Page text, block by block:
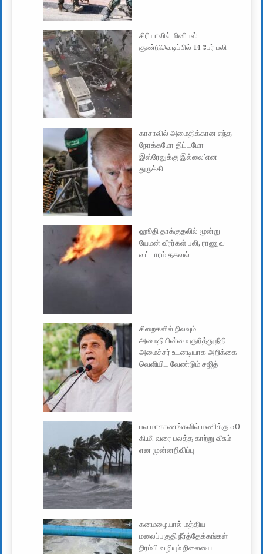
சிரியாவில் மினிபஸ்
குண்டுவெடிப்பில் 14 பேர் பலி
காசாவில் அமைதிக்கான எந்த
நோக்கமோ திட்டமோ
இஸ்ரேலுக்கு இல்லை’என
துருக்கி
ஹூதி தாக்குதலில் மூன்று
யேமன் வீரர்கள் பலி, ராணுவ
வட்டாரம் தகவல்
சிறைகளில் நிலவும்
அமைதியின்மை குறித்து நீதி
அமைச்சர் உடனடியாக அறிக்கை
வெளியிட வேண்டும் சஜித்
பல மாகாணங்களில் மணிக்கு 50
கி.மீ. வரை பலத்த காற்று வீசும்
என முன்னறிவிப்பு
கனமழையால் மத்திய
மலைப்பகுதி நீர்த்தேக்கங்கள்
நிரம்பி வழியும் நிலையை